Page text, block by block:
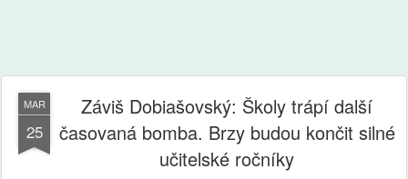
MAR
25
Záviš Dobiašovský: Školy trápí další
časovaná bomba. Brzy budou končit silné
učitelské ročníky